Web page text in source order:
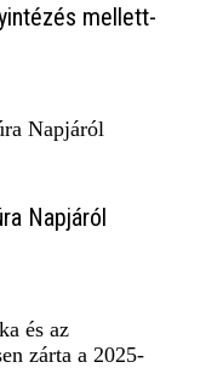
mellett-
Napjáról